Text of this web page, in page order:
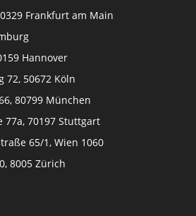
Frankfurt am Main
Hannover
72, 50672 Köln
80799 München
77a, 70197 Stuttgart
65/1, Wien 1060
8005 Zürich